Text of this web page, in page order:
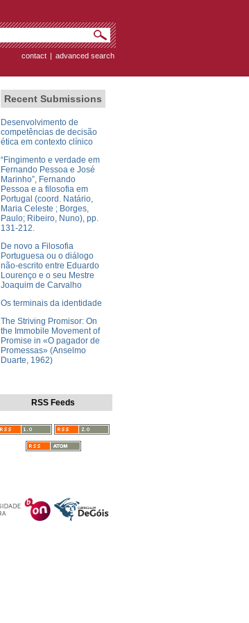
contact | advanced search
Recent Submissions
Desenvolvimento de
competências de decisão
ética em contexto clínico
“Fingimento e verdade em
Fernando Pessoa e José
Marinho”, Fernando
Pessoa e a filosofia em
Portugal (coord. Natário,
Maria Celeste ; Borges,
Paulo; Ribeiro, Nuno), pp.
131-212.
De novo a Filosofia
Portuguesa ou o diálogo
não-escrito entre Eduardo
Lourenço e o seu Mestre
Joaquim de Carvalho
Os terminais da identidade
The Striving Promisor: On
the Immobile Movement of
Promise in «O pagador de
Promessas» (Anselmo
Duarte, 1962)
RSS Feeds